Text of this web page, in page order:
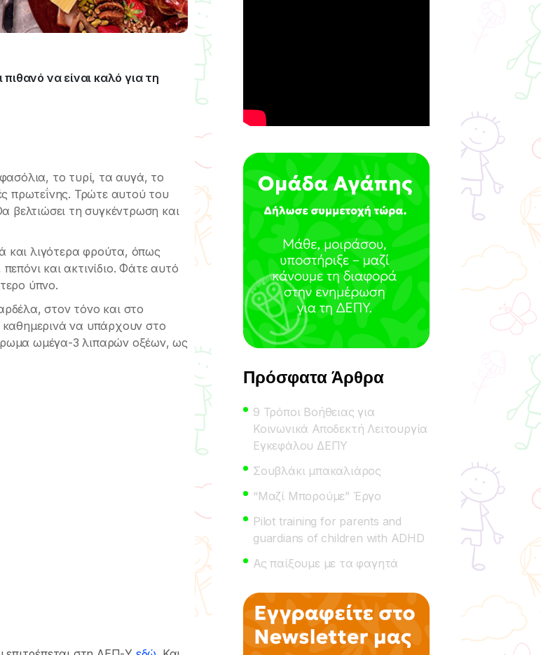
πιθανό να είναι καλό για τη
το τυρί, τα αυγά, το
πρωτεΐνης. Τρώτε αυτού του
βελτιώσει τη συγκέντρωση και
και λιγότερα φρούτα, όπως
και ακτινίδιο. Φάτε αυτό
ύπνο.
στον τόνο και στο
να υπάρχουν στο
ωμέγα-3 λιπαρών οξέων, ως
Πρόσφατα Άρθρα
9 Τρόποι Βοήθειας για
Κοινωνικά Αποδεκτή Λειτουργία
Εγκεφάλου ΔΕΠΥ
Σουβλάκι μπακαλιάρος
“Μαζί Μπορούμε” Έργο
Pilot training for parents and
guardians of children with ADHD
Ας παίξουμε με τα φαγητά